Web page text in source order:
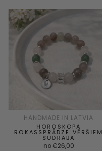
HANDMADE IN LATVIA
HOROSKOPA
ROKASSPRĀDZE VĒRŠIEM
SUDRABA
no €26,00